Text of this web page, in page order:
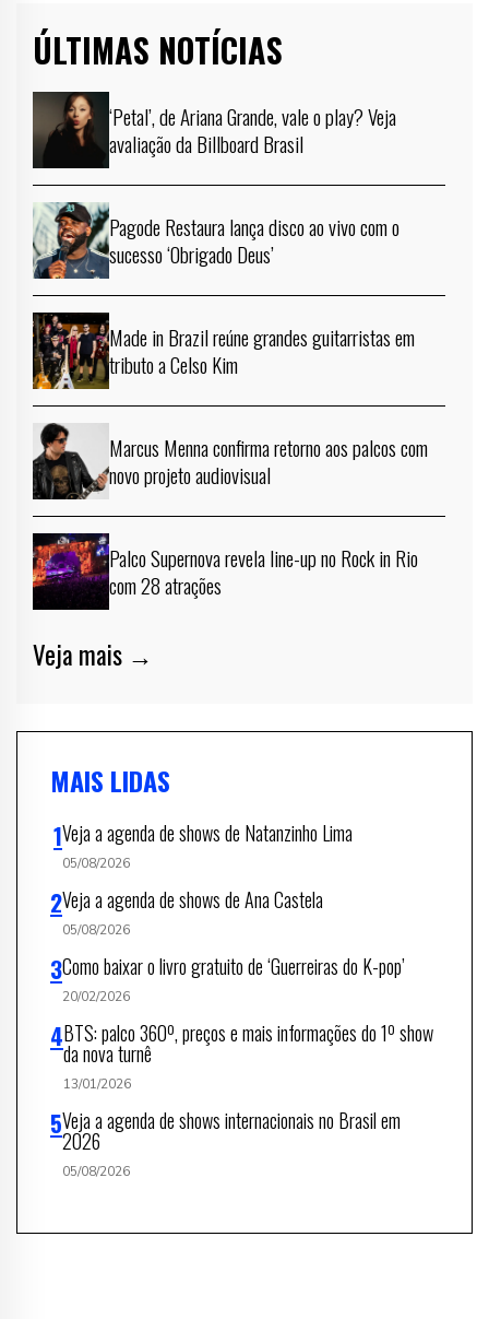
ÚLTIMAS NOTÍCIAS
‘Petal’, de Ariana Grande, vale o play? Veja
avaliação da Billboard Brasil
Pagode Restaura lança disco ao vivo com o
sucesso ‘Obrigado Deus’
Made in Brazil reúne grandes guitarristas em
tributo a Celso Kim
Marcus Menna confirma retorno aos palcos com
novo projeto audiovisual
Palco Supernova revela line-up no Rock in Rio
com 28 atrações
Veja mais →
MAIS LIDAS
Veja a agenda de shows de Natanzinho Lima
05/08/2026
Veja a agenda de shows de Ana Castela
05/08/2026
Como baixar o livro gratuito de ‘Guerreiras do K-pop’
20/02/2026
BTS: palco 360º, preços e mais informações do 1º show
da nova turnê
13/01/2026
Veja a agenda de shows internacionais no Brasil em
2026
05/08/2026